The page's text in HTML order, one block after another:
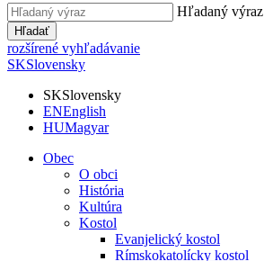
Hľadaný výraz
Hľadať
rozšírené vyhľadávanie
SKSlovensky
SKSlovensky
ENEnglish
HUMagyar
Obec
O obci
História
Kultúra
Kostol
Evanjelický kostol
Rímskokatolícky kostol